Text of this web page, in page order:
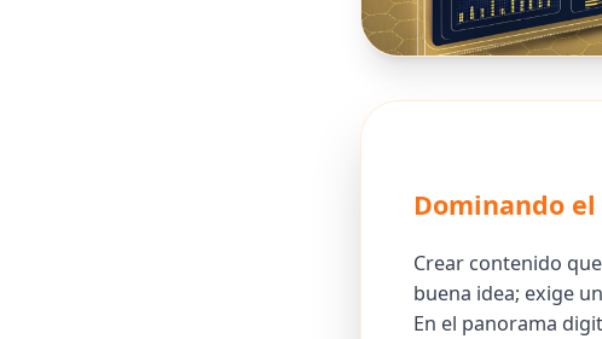
Dominando
Crear contenido
buena idea; exige
En el panorama